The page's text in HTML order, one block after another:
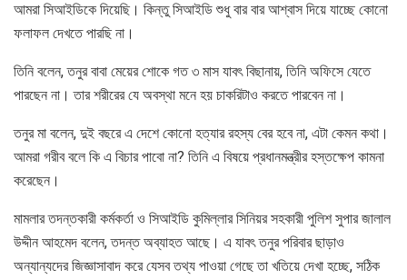
আমরা সিআইডিকে দিয়েছি। কিন্তু সিআইডি শুধু বার বার আশ্বাস দিয়ে যাচ্ছে কোনো
ফলাফল দেখতে পারছি না।
তিনি বলেন, তনুর বাবা মেয়ের শোকে গত ৩ মাস যাবৎ বিছানায়, তিনি অফিসে যেতে
পারছেন না। তার শরীরের যে অবস্থা মনে হয় চাকরিটাও করতে পারবেন না।
তনুর মা বলেন, দুই বছরে এ দেশে কোনো হত্যার রহস্য বের হবে না, এটা কেমন কথা।
আমরা গরীব বলে কি এ বিচার পাবো না? তিনি এ বিষয়ে প্রধানমন্ত্রীর হস্তক্ষেপ কামনা
করেছেন।
মামলার তদন্তকারী কর্মকর্তা ও সিআইডি কুমিল্লার সিনিয়র সহকারী পুলিশ সুপার জালাল
উদ্দীন আহমেদ বলেন, তদন্ত অব্যাহত আছে। এ যাবৎ তনুর পরিবার ছাড়াও
অন্যান্যদের জিজ্ঞাসাবাদ করে যেসব তথ্য পাওয়া গেছে তা খতিয়ে দেখা হচ্ছে, সঠিক